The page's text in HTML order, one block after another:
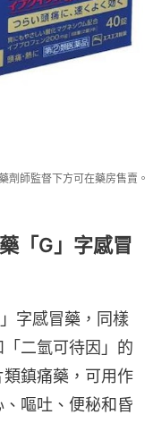
劑師監督下方可在藥房售賣。
「G」字感冒
字感冒藥，同樣
二氫可待因」的
鎮痛藥，可用作
嘔吐、便秘和昏